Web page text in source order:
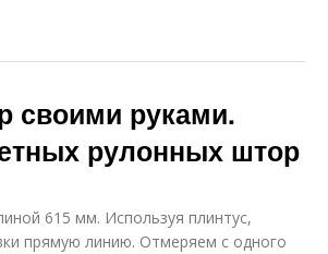
своими руками.
рулонных штор
615 мм. Используя плинтус,
прямую линию. Отмеряем с одного